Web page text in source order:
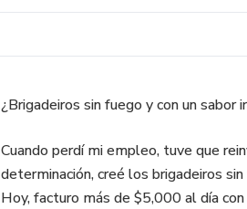
¿Brigadeiros sin fuego y con un sabor
Cuando perdí mi empleo, tuve que
determinación, creé los brigadeiros
Hoy, facturo más de $5,000 al día